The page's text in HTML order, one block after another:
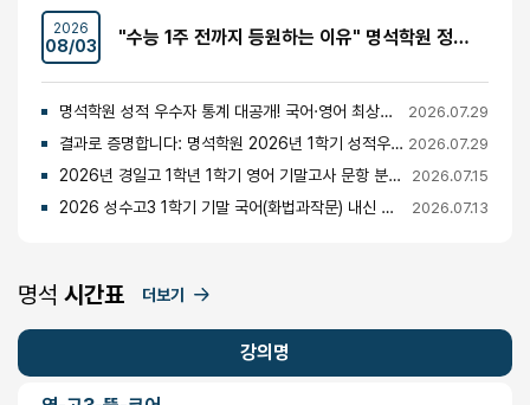
2026
08/03 "수능 1주 전까지 등원하는 이유" 명석학원 정시반 개강 안내 (성수고·경일고·무학여고·대광고 등)
명석학원 성적 우수자 통계 대공개! 국어·영어 최상위권의 비밀 2026.07.29
결과로 증명합니다: 명석학원 2026년 1학기 성적우수자 명단 공개 2026.07.29
2026년 경일고 1학년 1학기 영어 기말고사 문항 분석 및 총평 2026.07.15
2026 성수고3 1학기 기말 국어(화법과작문) 내신 분석 및 경향 2026.07.13
명석 시간표 더보기
강의명